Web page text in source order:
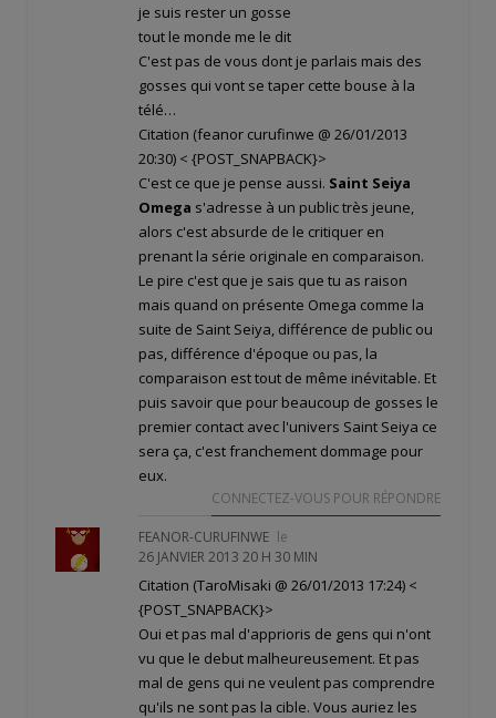
je suis rester un gosse
tout le monde me le dit
C'est pas de vous dont je parlais mais des
gosses qui vont se taper cette bouse à la
télé…
Citation (feanor curufinwe @ 26/01/2013
20:30) < {POST_SNAPBACK}>
C'est ce que je pense aussi. Saint Seiya
Omega s'adresse à un public très jeune,
alors c'est absurde de le critiquer en
prenant la série originale en comparaison.
Le pire c'est que je sais que tu as raison
mais quand on présente Omega comme la
suite de Saint Seiya, différence de public ou
pas, différence d'époque ou pas, la
comparaison est tout de même inévitable. Et
puis savoir que pour beaucoup de gosses le
premier contact avec l'univers Saint Seiya ce
sera ça, c'est franchement dommage pour
eux.
CONNECTEZ-VOUS POUR RÉPONDRE
FEANOR-CURUFINWE le
26 JANVIER 2013 20 H 30 MIN
Citation (TaroMisaki @ 26/01/2013 17:24) <
{POST_SNAPBACK}>
Oui et pas mal d'apprioris de gens qui n'ont
vu que le debut malheureusement. Et pas
mal de gens qui ne veulent pas comprendre
qu'ils ne sont pas la cible. Vous auriez les